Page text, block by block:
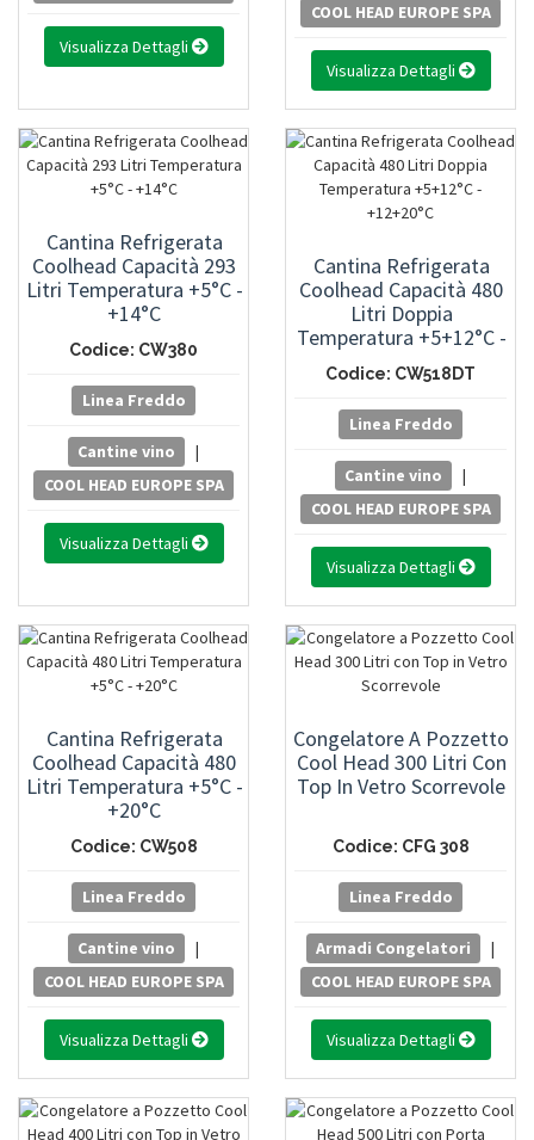
Visualizza Dettagli
COOL HEAD EUROPE SPA
Visualizza Dettagli
Cantina Refrigerata
Coolhead Capacità 293
Litri Temperatura +5°C -
+14°C
Codice: CW380
Linea Freddo
Cantine vino
|
COOL HEAD EUROPE SPA
Visualizza Dettagli
Cantina Refrigerata
Coolhead Capacità 480
Litri Doppia
Temperatura +5+12°C -
+12+20°C
Codice: CW518DT
Linea Freddo
Cantine vino
|
COOL HEAD EUROPE SPA
Visualizza Dettagli
Cantina Refrigerata
Coolhead Capacità 480
Litri Temperatura +5°C -
+20°C
Codice: CW508
Linea Freddo
Cantine vino
|
COOL HEAD EUROPE SPA
Visualizza Dettagli
Congelatore A Pozzetto
Cool Head 300 Litri Con
Top In Vetro Scorrevole
Codice: CFG 308
Linea Freddo
Armadi Congelatori
|
COOL HEAD EUROPE SPA
Visualizza Dettagli